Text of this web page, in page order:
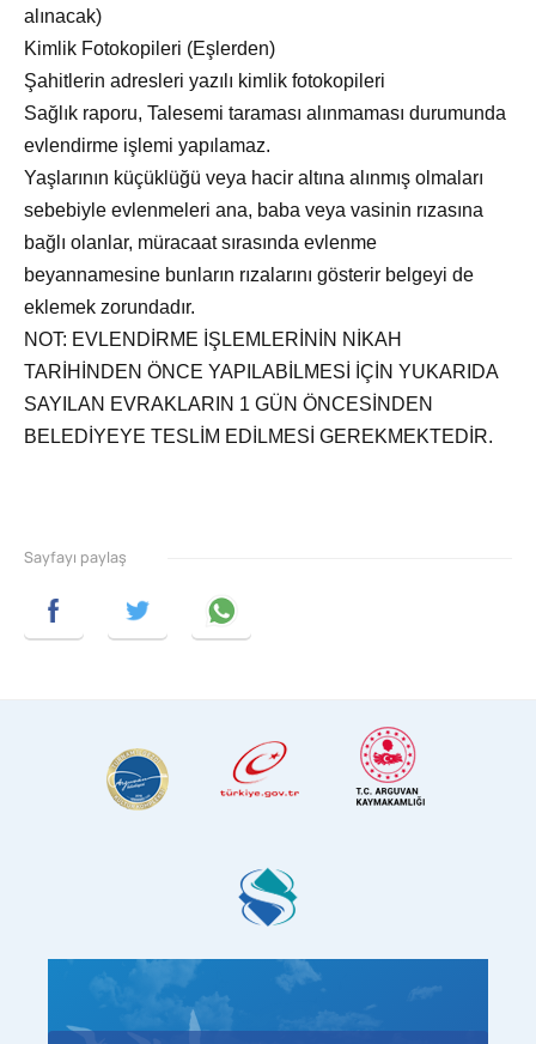
alınacak)
Kimlik Fotokopileri (Eşlerden)
Şahitlerin adresleri yazılı kimlik fotokopileri
Sağlık raporu, Talesemi taraması alınmaması durumunda
evlendirme işlemi yapılamaz.
Yaşlarının küçüklüğü veya hacir altına alınmış olmaları
sebebiyle evlenmeleri ana, baba veya vasinin rızasına
bağlı olanlar, müracaat sırasında evlenme
beyannamesine bunların rızalarını gösterir belgeyi de
eklemek zorundadır.
NOT: EVLENDİRME İŞLEMLERİNİN NİKAH
TARİHİNDEN ÖNCE YAPILABİLMESİ İÇİN YUKARIDA
SAYILAN EVRAKLARIN 1 GÜN ÖNCESİNDEN
BELEDİYEYE TESLİM EDİLMESİ GEREKMEKTEDİR.
Sayfayı paylaş